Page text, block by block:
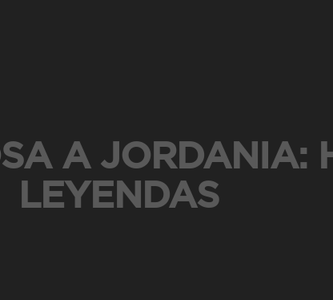
A JORDANIA:
LEYENDAS